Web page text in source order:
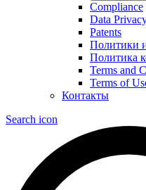
Compliance
Data
Patents
Политики
Политика
Terms and
Terms of
Контакты
Search icon